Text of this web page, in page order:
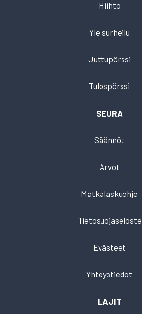
Hiihto
Yleisurheilu
Juttupörssi
Tulospörssi
SEURA
Säännöt
Arvot
Matkalaskuohje
Tietosuojaseloste
Evästeet
Yhteystiedot
LAJIT